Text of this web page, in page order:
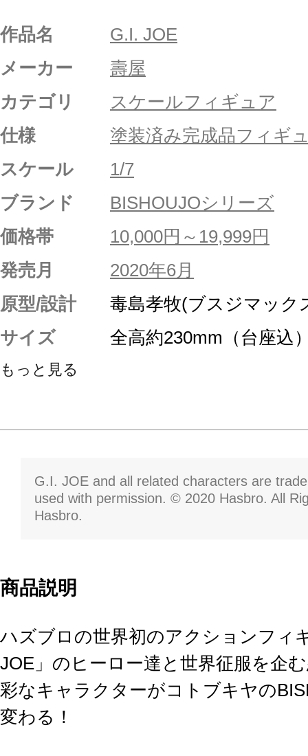
作品名
G.I. JOE
メーカー
壽屋
カテゴリ
スケールフィギュア
仕様
塗装済み完成品フィギ
スケール
1/7
ブランド
BISHOUJOシリーズ
価格帯
10,000円～19,999円
発売月
2020年6月
原型/設計
毒島孝牧(ブスジマック
サイズ
全高約230mm（台座込
もっと見る
G.I. JOE and all related characters are
used with permission. © 2020 Hasbro. All
Hasbro.
商品説明
ハズブロの世界初のアクションフィ
JOE」のヒーロー達と世界征服を企
彩なキャラクターがコトブキヤの
変わる！